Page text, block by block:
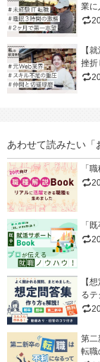
業に
【
挫折
あわせて読みたい「
「
「
【
るテ
第二
転職